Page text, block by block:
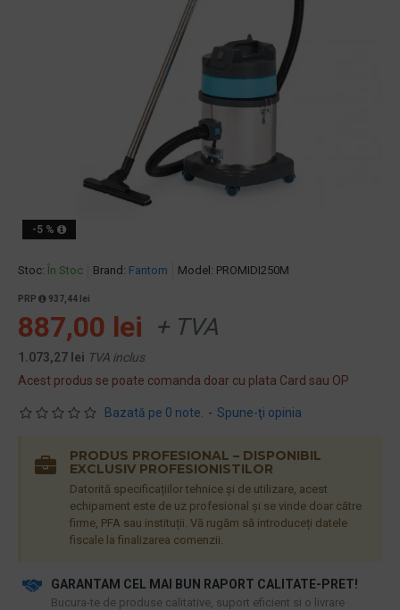
-5 %
Stoc: În Stoc Brand: Fantom Model: PROMIDI250M
Bazată pe 0 note. - Spune-ţi opinia
PRP 937,44 lei
887,00 lei + TVA
1.073,27 lei TVA inclus
Acest produs se poate comanda doar cu plata Card sau OP
GARANTAM CEL MAI BUN RAPORT CALITATE-PRET!
​Bucura-te de produse calitative, suport eficient si o livrare
PRODUS PROFESIONAL – DISPONIBIL
EXCLUSIV PROFESIONISTILOR
Datorită specificațiilor tehnice și de utilizare, acest
echipament este de uz profesional și se vinde doar către
firme, PFA sau instituții. Vă rugăm să introduceți datele
fiscale la finalizarea comenzii.